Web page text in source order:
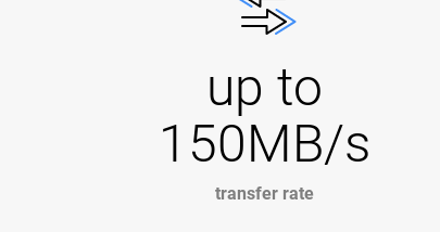
up to
150MB/s
transfer rate